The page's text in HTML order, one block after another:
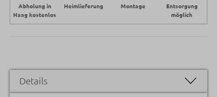
Abholung in
Haag kostenlos
Heimlieferung Montage
Entsorgung
möglich
Details